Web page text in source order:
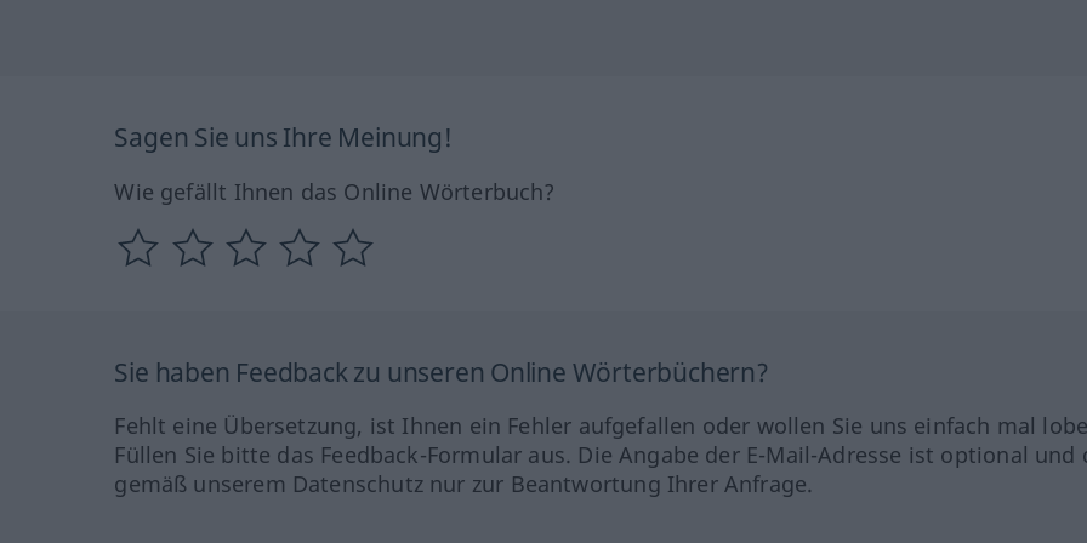
Sagen Sie uns Ihre Meinung!
Wie gefällt Ihnen das Online Wörterbuch?
Sie haben Feedback zu unseren Online Wörterbüchern?
Fehlt eine Übersetzung, ist Ihnen ein Fehler aufgefallen oder wollen Sie uns einfach mal
Füllen Sie bitte das Feedback-Formular aus. Die Angabe der E-Mail-Adresse ist optional und
gemäß unserem Datenschutz nur zur Beantwortung Ihrer Anfrage.